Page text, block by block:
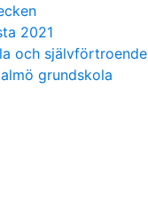
2021
och självförtroende
grundskola